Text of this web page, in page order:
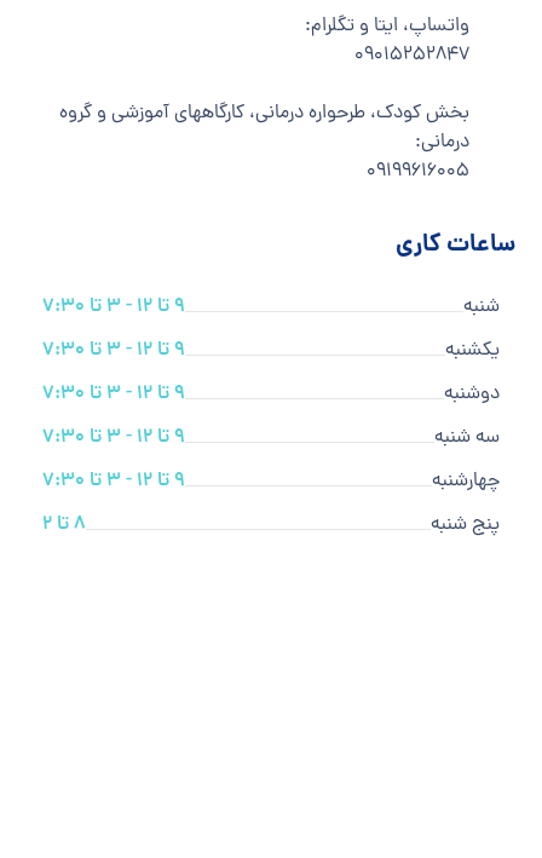
واتساپ، ایتا و تگلرام:
۰۹۰۱۵۲۵۲۸۴۷
بخش کودک، طرحواره درمانی، کارگاههای آموزشی و گروه
درمانی:
۰۹۱۹۹۶۱۶۰۰۵
ساعات کاری
شنبه
9 تا 12 - 3 تا 7:30
یکشنبه
9 تا 12 - 3 تا 7:30
دوشنبه
9 تا 12 - 3 تا 7:30
سه شنبه
9 تا 12 - 3 تا 7:30
چهارشنبه
9 تا 12 - 3 تا 7:30
پنج شنبه
8 تا 2